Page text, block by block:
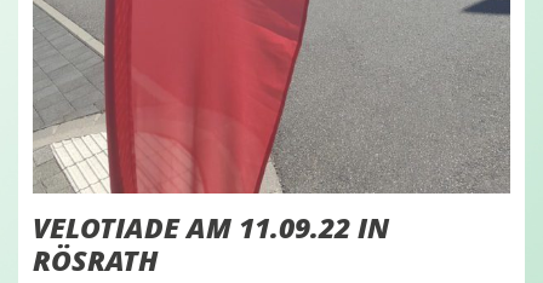
VELOTIADE AM 11.09.22 IN
RÖSRATH